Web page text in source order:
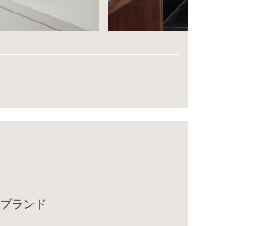
ブランド